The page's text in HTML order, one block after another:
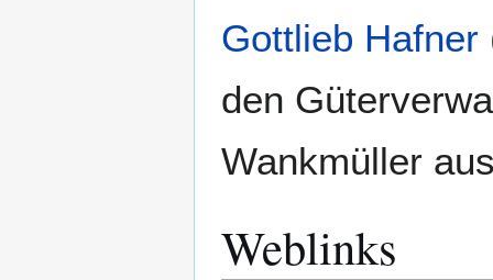
Gottlieb Hafner
den
Wankmüller
Weblinks